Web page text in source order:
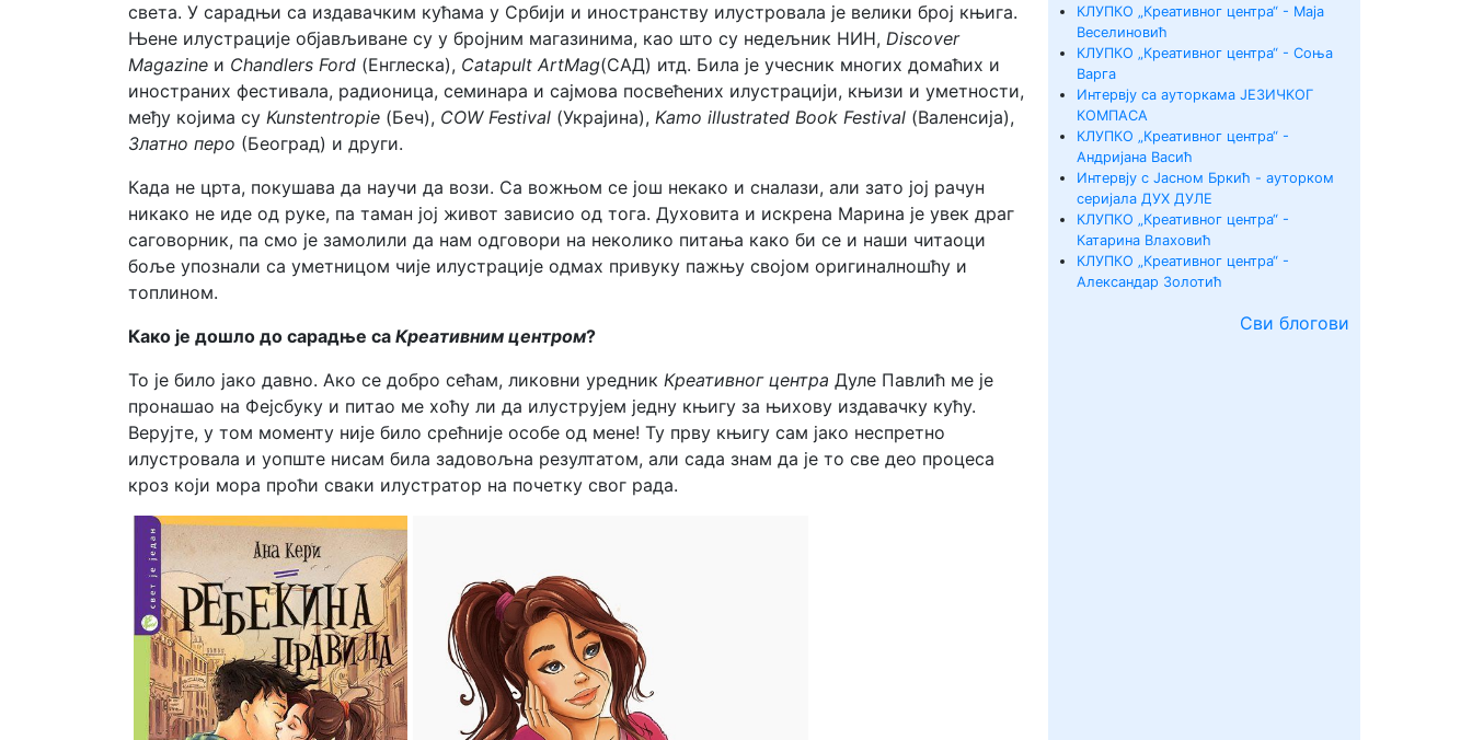
света. У сарадњи са издавачким кућама у Србији и иностранству илустровала је велики број књига.
Њене илустрације објављиване су у бројним магазинима, као што су недељник НИН, Discover
Magazine и Chandlers Ford (Енглеска), Catapult ArtMag(САД) итд. Била је учесник многих домаћих и
иностраних фестивала, радионица, семинара и сајмова посвећених илустрацији, књизи и уметности,
међу којима су Kunstentropie (Беч), COW Festival (Украјина), Kamo illustrated Book Festival (Валенсија),
Златно перо (Београд) и други.
Када не црта, покушава да научи да вози. Са вожњом се још некако и сналази, али зато јој рачун
никако не иде од руке, па таман јој живот зависио од тога. Духовита и искрена Марина је увек драг
саговорник, па смо је замолили да нам одговори на неколико питања како би се и наши читаоци
боље упознали са уметницом чије илустрације одмах привуку пажњу својом оригиналношћу и
топлином.
Како је дошло до сарадње са Креативним центром?
То је било јако давно. Ако се добро сећам, ликовни уредник Креативног центра Дуле Павлић ме је
пронашао на Фејсбуку и питао ме хоћу ли да илуструјем једну књигу за њихову издавачку кућу.
Верујте, у том моменту није било срећније особе од мене! Ту прву књигу сам јако неспретно
илустровала и уопште нисам била задовољна резултатом, али сада знам да је то све део процеса
кроз који мора проћи сваки илустратор на почетку свог рада.
КЛУПКО „Креативног центра“ - Маја
Веселиновић
КЛУПКО „Креативног центра“ - Соња
Варга
Интервју са ауторкама ЈЕЗИЧКОГ
КОМПАСА
КЛУПКО „Креативног центра“ -
Андријана Васић
Интервју с Јасном Бркић - ауторком
серијала ДУХ ДУЛЕ
КЛУПКО „Креативног центра“ -
Катарина Влаховић
КЛУПКО „Креативног центра“ -
Александар Золотић
Сви блогови